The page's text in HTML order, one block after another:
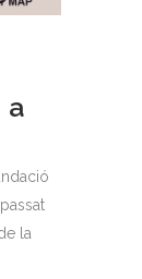
a
la